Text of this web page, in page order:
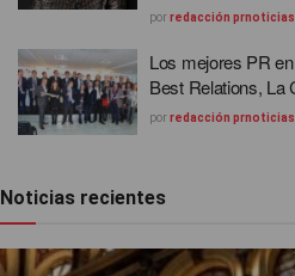
porredacción prnoticias
Los mejores PR
Best Relations, La
porredacción prnoticias
Noticias recientes